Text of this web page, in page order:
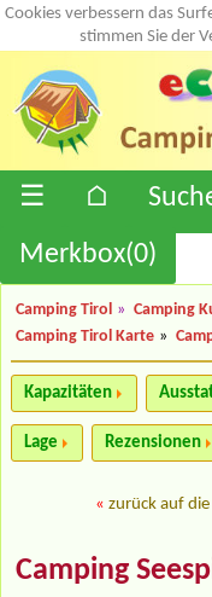
Cookies verbessern das
stimmen Sie der
☰ ⌂
Merkbox(0)
Camping Tirol » Camping
Camping Tirol Karte »
Kapazitäten
Lage Rezensionen
« zurück auf
Camping